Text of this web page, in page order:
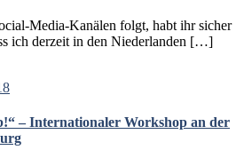
Media-Kanälen folgt, habt ihr sicher
ich derzeit in den Niederlanden […]
– Internationaler Workshop an der